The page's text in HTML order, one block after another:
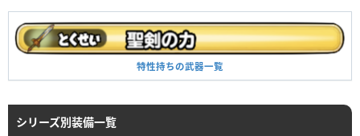
特性持ちの武器一覧
シリーズ別装備一覧